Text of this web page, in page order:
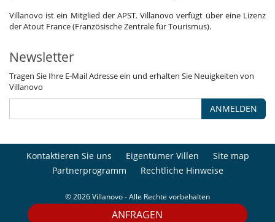
ANFRAGEN
Villanovo ist ein Mitglied der APST. Villanovo verfügt über eine Lizenz
der Atout France (Französische Zentrale für Tourismus).
Newsletter
Tragen Sie Ihre E-Mail Adresse ein und erhalten Sie Neuigkeiten von
Villanovo
ANMELDEN
Kontaktieren Sie uns Eigentümer Villen
Site map
Partnerprogramm
Rechtliche Hinweise
© 2026 Villanovo - Alle Rechte vorbehalten